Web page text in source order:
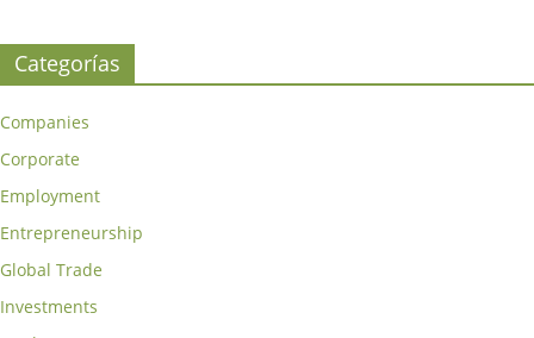
Categorías
Companies
Corporate
Employment
Entrepreneurship
Global Trade
Investments